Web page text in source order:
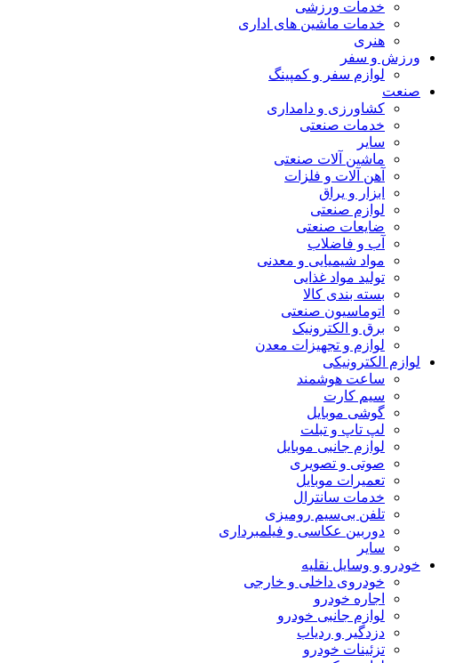
خدمات ورزشی
خدمات ماشین های اداری
هنری
ورزش و سفر
لوازم سفر و کمپینگ
صنعت
کشاورزی و دامداری
خدمات صنعتی
سایر
ماشین آلات صنعتی
آهن آلات و فلزات
ابزار و یراق
لوازم صنعتی
ضایعات صنعتی
آب و فاضلاب
مواد شیمیایی و معدنی
تولید مواد غذایی
بسته بندی کالا
اتوماسیون صنعتی
برق و الکترونیک
لوازم و تجهیزات معدن
لوازم الکترونیکی
ساعت هوشمند
سیم کارت
گوشی موبایل
لپ تاپ و تبلت
لوازم جانبی موبایل
صوتی و تصویری
تعمیرات موبایل
خدمات سانترال
تلفن بی‌سیم رومیزی
دوربین عکاسی و فیلمبرداری
سایر
خودرو و وسایل نقلیه
خودروی داخلی و خارجی
اجاره خودرو
لوازم جانبی خودرو
دزدگیر و ردیاب
تزئینات خودرو